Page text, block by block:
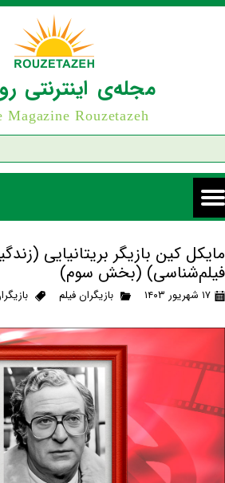
مجله‌ی اینترنتی
Magazine Rouzetazeh
مایکل کین بازیگر بریتانیایی
فیلم‌شناسی) (بخش سوم)
۱۷ شهریور ۱۴۰۳ بازیگران فیلم